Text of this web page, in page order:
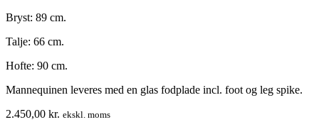
Bryst: 89 cm.
Talje: 66 cm.
Hofte: 90 cm.
Mannequinen leveres med en glas fodplade incl. foot og leg spike.
2.450,00 kr. ekskl. moms